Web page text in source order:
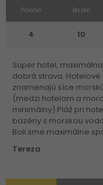
Poloha
4
Bazén
10
Super hotel,
dobrá strava.
znamenajú síce
(medzi hotelom a
minimálny).Pláž pri
bazény s morskou
Boli sme maximálne
Tereza